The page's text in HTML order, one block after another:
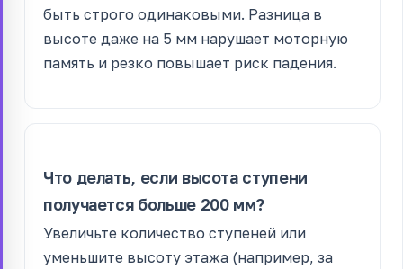
быть строго одинаковыми. Разница в
высоте даже на 5 мм нарушает моторную
память и резко повышает риск падения.
Что делать, если высота ступени
получается больше 200 мм?
Увеличьте количество ступеней или
уменьшите высоту этажа (например, за